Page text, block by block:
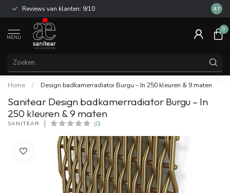
Reviews van klanten: 9/10 14
8.7
MENU
0
Home / Design badkamerradiator Burgu – In 250 kleuren & 9 maten
Sanitear Design badkamerradiator Burgu – In
250 kleuren & 9 maten
SANITEAR (0)